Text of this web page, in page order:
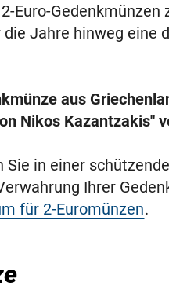
Euro-Gedenkmünzen
Jahre hinweg eine
aus
Nikos Kazantzakis''
Sie in einer
Ihrer
für 2-Euromünzen.